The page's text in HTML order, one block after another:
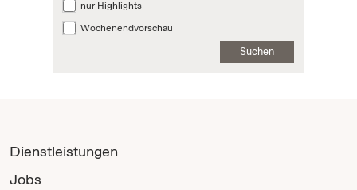
nur Highlights
Wochenendvorschau
Suchen
Dienstleistungen
Jobs